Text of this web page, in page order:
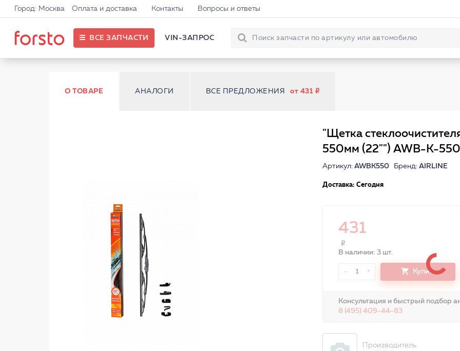
Город: Москва Оплата и доставка Контакты Вопросы и ответы
ВСЕ ЗАПЧАСТИ VIN-ЗАПРОС
О ТОВАРЕ АНАЛОГИ ВСЕ ПРЕДЛОЖЕНИЯ от 431
"Щетка
550мм (22"") AWB-K-
Артикул: AWBK550 Бренд: AIRLINE
Доставка: Сегодня
431
В наличии: 3 шт.
- 1 + Купить
Консультация и быстрый подбор
8 (495) 409-44-83
Производитель